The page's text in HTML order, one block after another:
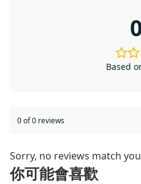
Based
0 of 0 reviews
Sorry, no reviews match
你可能會喜歡